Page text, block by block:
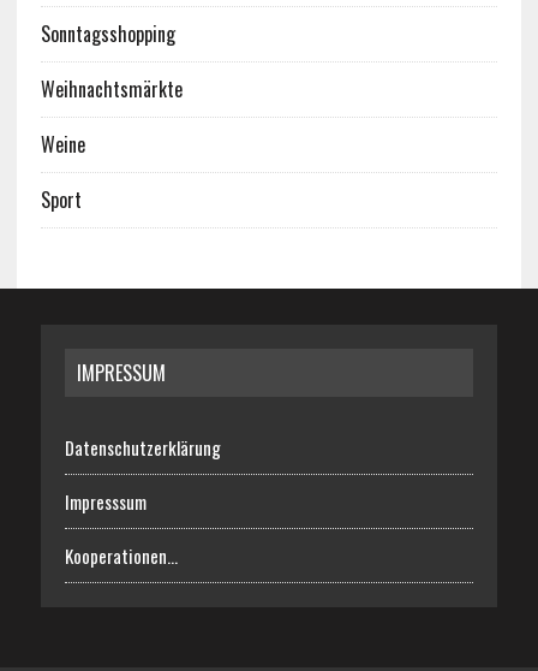
Sonntagsshopping
Weihnachtsmärkte
Weine
Sport
IMPRESSUM
Datenschutzerklärung
Impresssum
Kooperationen…